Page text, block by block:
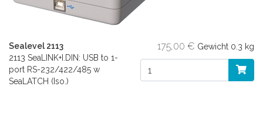
Sealevel 2113
2113 SeaLINK+I.DIN: USB to 1-
port RS-232/422/485 w
SeaLATCH (Iso.)
175,00 € Gewicht 0.3 kg